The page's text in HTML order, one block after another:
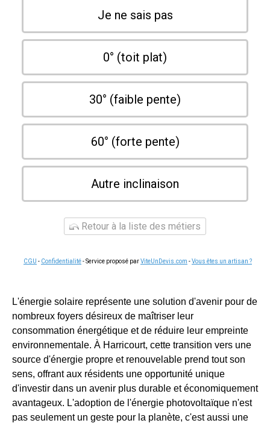
Je ne sais pas
0° (toit plat)
30° (faible pente)
60° (forte pente)
Autre inclinaison
Retour à la liste des métiers
CGU - Confidentialité- Service proposé parViteUnDevis.com -Vous êtes un artisan ?
L'énergie solaire représente une solution d'avenir pour de
nombreux foyers désireux de maîtriser leur
consommation énergétique et de réduire leur empreinte
environnementale. À Harricourt, cette transition vers une
source d'énergie propre et renouvelable prend tout son
sens, offrant aux résidents une opportunité unique
d'investir dans un avenir plus durable et économiquement
avantageux. L'adoption de l'énergie photovoltaïque n'est
pas seulement un geste pour la planète, c'est aussi une